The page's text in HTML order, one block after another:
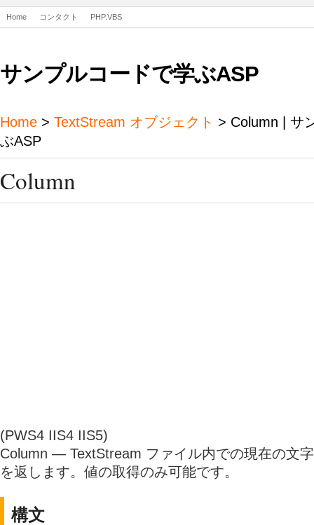
Home コンタクト PHP.VBS
サンプルコードで学ぶASP
Home > TextStream オブジェクト > Column | サ
ぶASP
Column
(PWS4 IIS4 IIS5)
Column — TextStream ファイル内での現在の文
を返します。値の取得のみ可能です。
構文